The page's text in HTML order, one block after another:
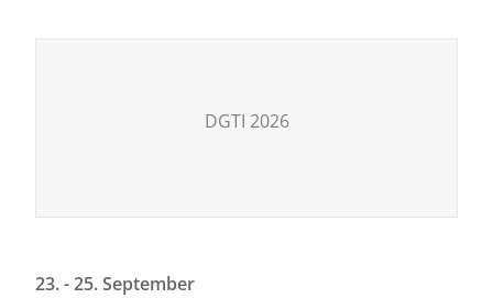
DGTI 2026
23. - 25. September